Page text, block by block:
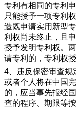
专利有相同的专利
只能授予一项专利
造既申请实用新型
利权尚未终止，且
授予发明专利权。
请专利的，专利权
4、违反保密审查规
或者个人将在中国
的，应当事先报经
查的程序、期限等